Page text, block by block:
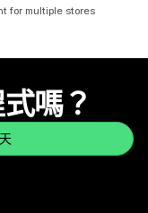
for multiple stores
嗎？